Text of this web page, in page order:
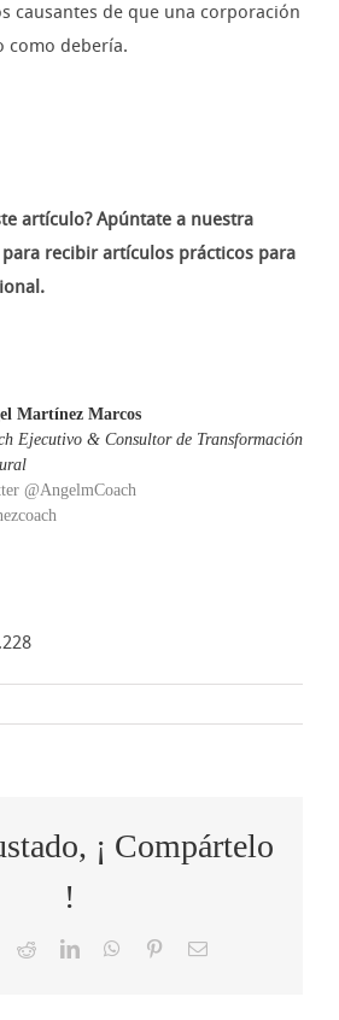
causantes de que una corporación
como debería.
artículo? Apúntate a nuestra
recibir artículos prácticos para
Martínez Marcos
Ejecutivo & Consultor de Transformación
@AngelmCoach
¡ Compártelo
!
RedditLinkedInWhatsApp
PinterestCorreo